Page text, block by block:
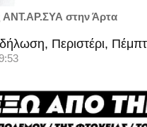
ΑΝΤ.ΑΡ.ΣΥΑ στην Άρτα
Περιστέρι,